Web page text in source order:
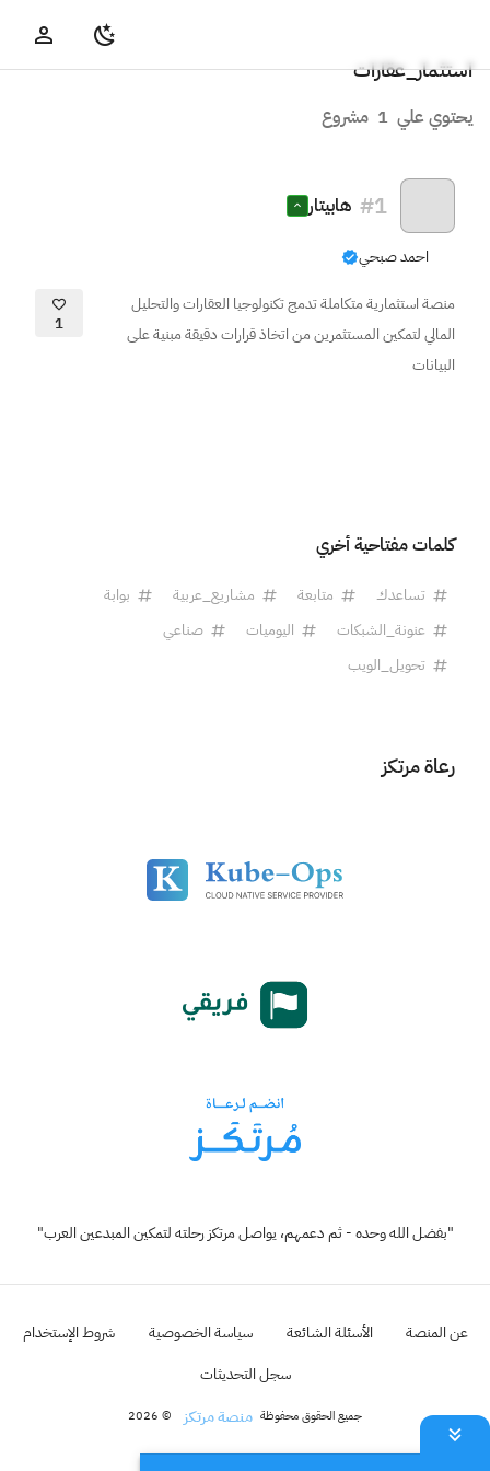
استثمار_عقارات
يحتوي علي 1 مشروع
#1 هابيتار
احمد صبحي
منصة استثمارية متكاملة تدمج تكنولوجيا العقارات والتحليل
المالي لتمكين المستثمرين من اتخاذ قرارات دقيقة مبنية على
البيانات
1
كلمات مفتاحية أخري
تساعدك متابعة مشاريع_عربية
بوابة
عنونة_الشبكات
اليوميات
صناعي
تحويل_الويب
رعاة مرتكز
"بفضل الله وحده - ثم دعمهم، يواصل مرتكز رحلته لتمكين المبدعين العرب"
عن المنصة الأسئلة الشائعة سياسة الخصوصية
شروط الإستخدام
سجل التحديثات
جميع الحقوق محفوظة منصة مرتكز © 2026